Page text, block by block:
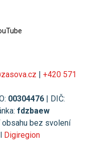
| +420 571
00304476| DIČ:
fdzbaew
bez svolení
Digiregion